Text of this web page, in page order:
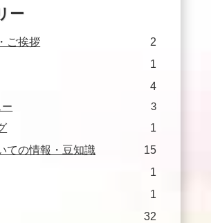
ー
ご挨拶
2
1
4
ー 3
1
ての情報・豆知識
15
1
1
32